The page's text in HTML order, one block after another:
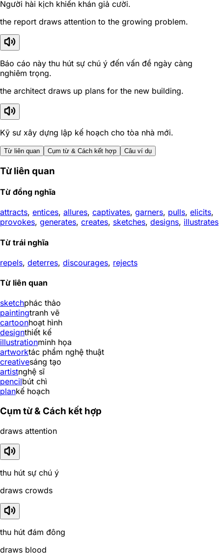
Người hài kịch khiến khán giả cười.
the report draws attention to the growing problem.
Báo cáo này thu hút sự chú ý đến vấn đề ngày càng
nghiêm trọng.
the architect draws up plans for the new building.
Kỹ sư xây dựng lập kế hoạch cho tòa nhà mới.
Từ liên quan Cụm từ & Cách kết hợp Câu ví dụ
Từ liên quan
Từ đồng nghĩa
attracts, entices, allures, captivates, garners, pulls, elicits,
provokes, generates, creates, sketches, designs, illustrates
Từ trái nghĩa
repels, deterres, discourages, rejects
Từ liên quan
sketchphác thảo
paintingtranh vẽ
cartoonhoạt hình
designthiết kế
illustrationminh họa
artworktác phẩm nghệ thuật
creativesáng tạo
artistnghệ sĩ
pencilbút chì
plankế hoạch
Cụm từ & Cách kết hợp
draws attention
thu hút sự chú ý
draws crowds
thu hút đám đông
draws blood